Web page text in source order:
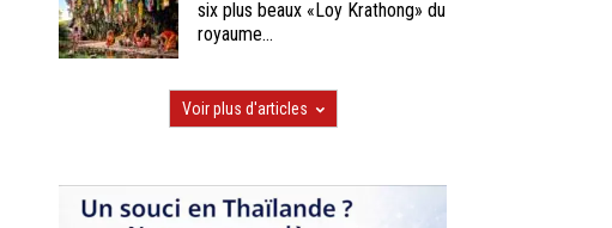
six plus beaux «Loy Krathong» du
royaume...
Voir plus d'articles